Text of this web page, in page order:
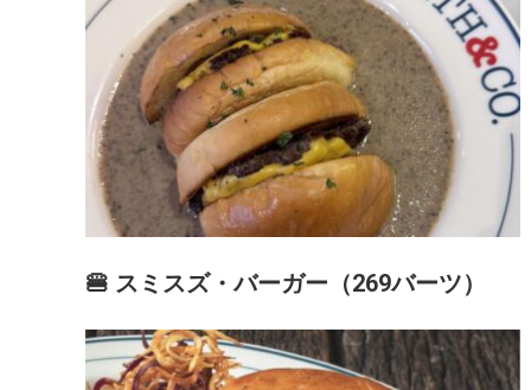
🍔 スミスズ・バーガー（269バーツ）